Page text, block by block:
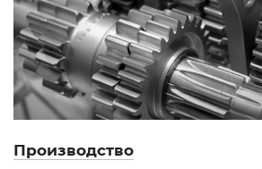
Производство